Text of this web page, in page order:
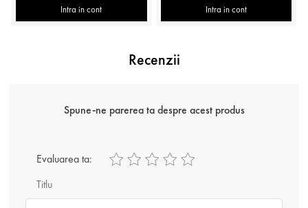
Intra in cont Intra in cont
Recenzii
Spune-ne parerea ta despre acest produs
Titlu
Evaluarea ta: